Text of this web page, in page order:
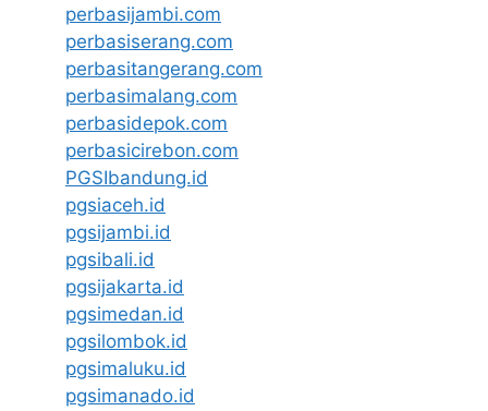
perbasijambi.com
perbasiserang.com
perbasitangerang.com
perbasimalang.com
perbasidepok.com
perbasicirebon.com
PGSIbandung.id
pgsiaceh.id
pgsijambi.id
pgsibali.id
pgsijakarta.id
pgsimedan.id
pgsilombok.id
pgsimaluku.id
pgsimanado.id